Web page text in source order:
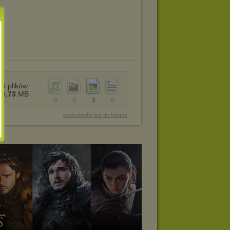
0
3
0
0
3 plików
0,73 MB
bezpośredni link do folderu